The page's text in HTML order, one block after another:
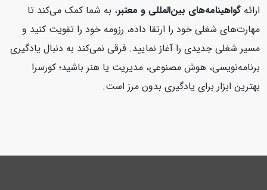
ارائهگواهینامه‌های بین‌المللی و معتبر، به شما کمک می‌کند تا
مهارت‌های شغلی خود را ارتقا داده، رزومه خود را تقویت کنید و
مسیر شغلی جدیدی را آغاز نمایید. فرقی نمی‌کند به دنبال یادگیری
برنامه‌نویسی، هوش مصنوعی، مدیریت یا هنر باشید؛ کورسرا
بهترین ابزار برای یادگیری بدون مرز است.